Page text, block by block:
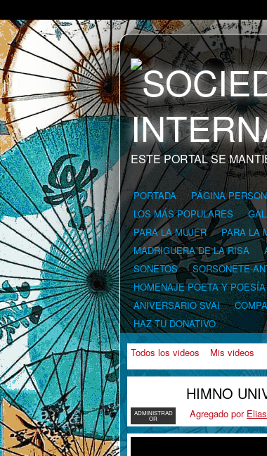
ESTE PORTAL SE
PORTADA PÁGINA
LOS MÁS POPULARES
PARA LA MUJER
PARA LA
MADRIGUERA DE LA RISA
SONETOS
SORSONETE-
HOMENAJE POETA Y POESÍA
ANIVERSARIO SVAI
HAZ TU DONATIVO
Todos los videos Mis videos
ADMINISTRAD
OR
HIMNO
Agregado por